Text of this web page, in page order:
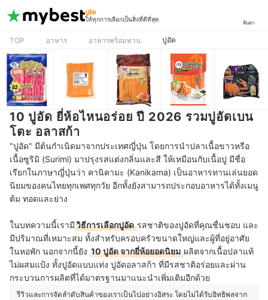
ปูอัด
ให้ทุกการเลือกเป็นสิ่งที่ดีที่สุด
ค้นหา
TOP อาหาร อาหารพร้อมทาน ปูอัด
10 ปูอัด ยี่ห้อไหนอร่อย ปี 2026 รวมปูอัดเบน
โตะ อลาสก้า
"ปูอัด" มีต้นกำเนิดมาจากประเทศญี่ปุ่น โดยการนำปลาเนื้อขาวหรือ
เนื้อซูริมิ (Surimi) มาปรุงรสแต่งกลิ่นและสี ให้เหมือนกับเนื้อปู มีชื่อ
เรียกในภาษาญี่ปุ่นว่า คานิคามะ (Kanikama) เป็นอาหารทานเล่นยอด
นิยมของคนไทยทุกเพศทุกวัย อีกทั้งยังสามารถประกอบอาหารได้ทั้งเมนู
ต้ม ทอดและย่าง
ในบทความนี้เรามีวิธีการเลือกปูอัดรสชาติของปูอัดที่คุณชื่นชอบ และ
มีปริมาณที่เหมาะสม ทั้งสำหรับครอบครัวขนาดใหญ่และผู้ที่อยู่อาศัย
ในหอพัก นอกจากนี้ยัง 10 ปูอัด จากยี่ห้อยอดนิยมผลิตจากเนื้อปลาแท้
ไม่ผสมแป้ง ทั้งปูอัดแบบแท่ง ปูอัดอลาสก้า ที่มีรสชาติอร่อยและผ่าน
กระบวนการผลิตที่ได้มาตรฐานมาแนะนำเพิ่มเติมอีกด้วย
รีวิวและการจัดลำดับสินค้าของเราเป็นไปอย่างอิสระ โดยไม่ได้รับอิทธิพลจาก